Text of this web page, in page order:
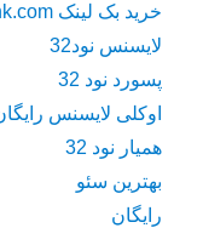
خرید بک لینک behtarinbacklink.com
لایسنس نود32
پسورد نود 32
اوکلی لایسنس رایگان
همیار نود 32
بهترین سئو
رایگان